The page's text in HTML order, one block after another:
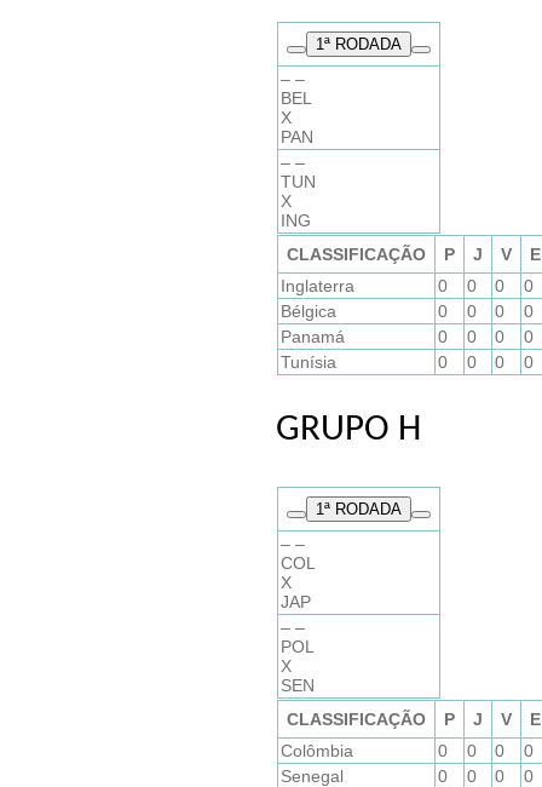
1ª RODADA
– –
BEL
X
PAN
– –
TUN
X
ING
CLASSIFICAÇÃO
P J V
E
Inglaterra
0 0 0
0
Bélgica
0 0 0
0
Panamá
0 0 0
0
Tunísia
0 0 0 0
GRUPO H
1ª RODADA
– –
COL
X
JAP
– –
POL
X
SEN
CLASSIFICAÇÃO
P J V
E
Colômbia
0 0 0
0
Senegal
0 0 0
0